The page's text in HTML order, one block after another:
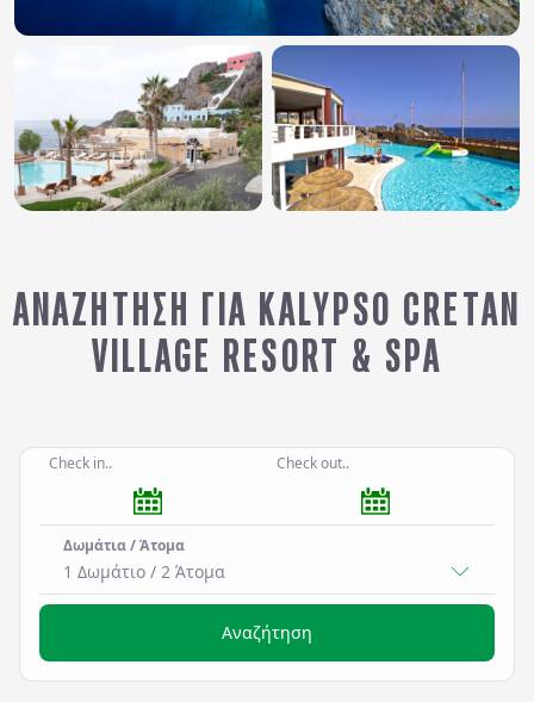
ΑΝΑΖΉΤΗΣΗ ΓΙΑ KALYPSO CRETAN
VILLAGE RESORT & SPA
Check in.. Check out..
Δωμάτια / Άτομα
1 Δωμάτιο / 2 Άτομα
Αναζήτηση